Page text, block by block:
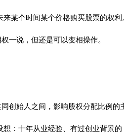
来某个时间某个价格购买股票的权利
一说，但还是可以变相操作。
创始人之间，影响股权分配比例的
想：十年从业经验、有过创业背景